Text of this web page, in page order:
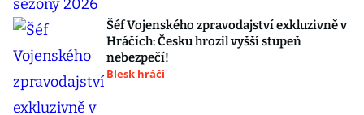
Šéf Vojenského zpravodajství exkluzivně v
Hráčích: Česku hrozil vyšší stupeň
nebezpečí!
Blesk hráči